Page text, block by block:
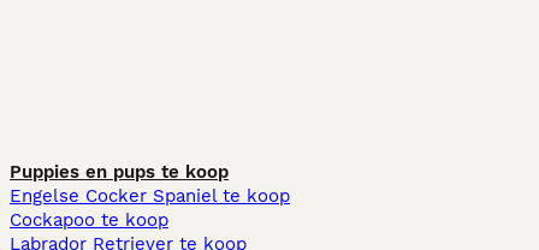
Puppies en pups te koop
Engelse Cocker Spaniel te koop
Cockapoo te koop
Labrador Retriever te koop